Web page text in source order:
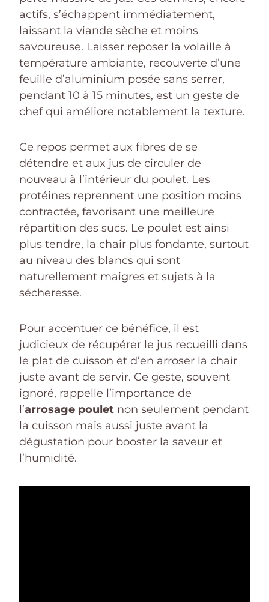
actifs, s’échappent immédiatement,
laissant la viande sèche et moins
savoureuse. Laisser reposer la volaille à
température ambiante, recouverte d’une
feuille d’aluminium posée sans serrer,
pendant 10 à 15 minutes, est un geste de
chef qui améliore notablement la texture.
Ce repos permet aux fibres de se
détendre et aux jus de circuler de
nouveau à l’intérieur du poulet. Les
protéines reprennent une position moins
contractée, favorisant une meilleure
répartition des sucs. Le poulet est ainsi
plus tendre, la chair plus fondante, surtout
au niveau des blancs qui sont
naturellement maigres et sujets à la
sécheresse.
Pour accentuer ce bénéfice, il est
judicieux de récupérer le jus recueilli dans
le plat de cuisson et d’en arroser la chair
juste avant de servir. Ce geste, souvent
ignoré, rappelle l’importance de
l’arrosage poulet non seulement pendant
la cuisson mais aussi juste avant la
dégustation pour booster la saveur et
l’humidité.